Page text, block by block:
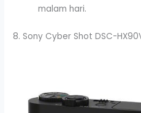
malam hari.
8. Sony Cyber ​​Shot DSC-